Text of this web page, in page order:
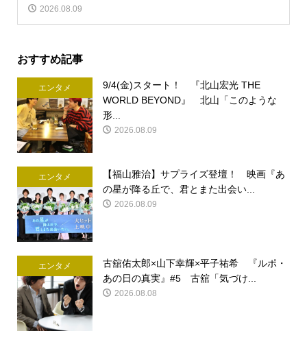
2026.08.09
おすすめ記事
エンタメ
9/4(金)スタート！ 『北山宏光 THE
WORLD BEYOND』 北山「このような
形...
2026.08.09
エンタメ
【福山雅治】サプライズ登壇！ 映画『あ
の星が降る丘で、君とまた出会い...
2026.08.09
エンタメ
古舘佑太郎×山下幸輝×平子祐希 『ルポ・
あの日の真実』#5 古舘「気づけ...
2026.08.08